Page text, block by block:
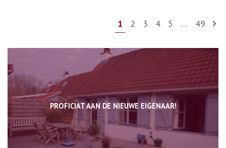
1 2 3 4 5 … 49
PROFICIAT AAN DE NIEUWE EIGENAAR!